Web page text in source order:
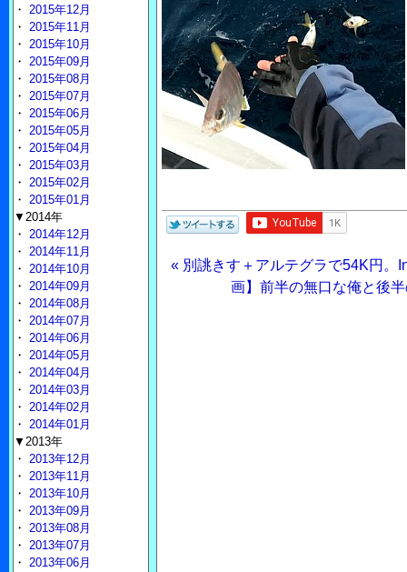
« 別誂きす＋アルテグラで54K円。
画】前半の無口な俺と後
・ 2015年12月
・ 2015年11月
・ 2015年10月
・ 2015年09月
・ 2015年08月
・ 2015年07月
・ 2015年06月
・ 2015年05月
・ 2015年04月
・ 2015年03月
・ 2015年02月
・ 2015年01月
▼2014年
・ 2014年12月
・ 2014年11月
・ 2014年10月
・ 2014年09月
・ 2014年08月
・ 2014年07月
・ 2014年06月
・ 2014年05月
・ 2014年04月
・ 2014年03月
・ 2014年02月
・ 2014年01月
▼2013年
・ 2013年12月
・ 2013年11月
・ 2013年10月
・ 2013年09月
・ 2013年08月
・ 2013年07月
・ 2013年06月